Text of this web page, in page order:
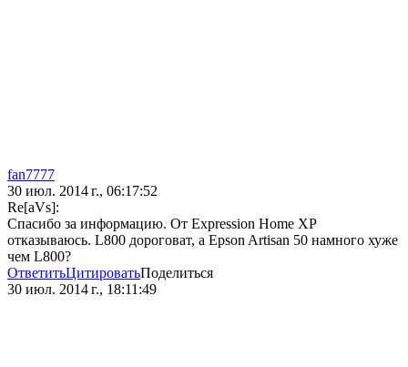
fan7777
30 июл. 2014 г., 06:17:52
Re[aVs]:
Спасибо за информацию. От Expression Home XP
отказываюсь. L800 дороговат, а Epson Artisan 50 намного хуже
чем L800?
ОтветитьЦитироватьПоделиться
30 июл. 2014 г., 18:11:49